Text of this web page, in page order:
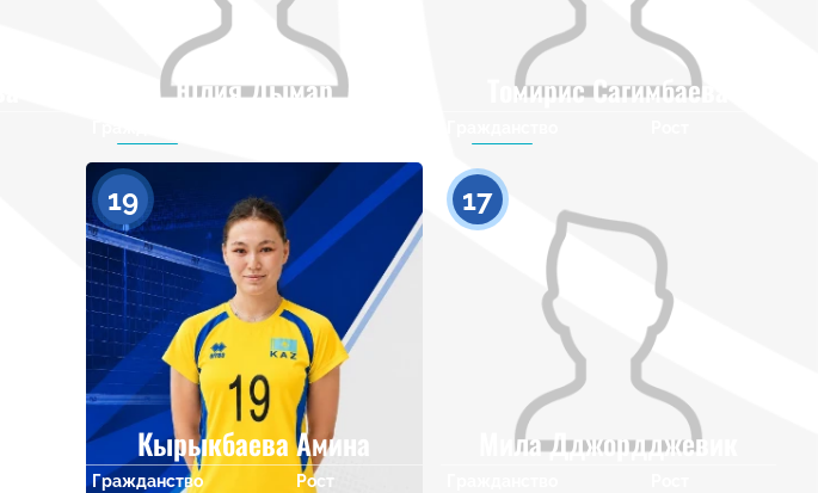
Юлия Дымар
0
Томирис Сагимбаева
19
Кырыкбаева Амина
Гражданство Рост
17
Мила Дджордджевик